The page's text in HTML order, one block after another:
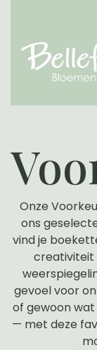
Onze
ons
vind je
creativiteit
gevoel voor
of gewoon
— met deze